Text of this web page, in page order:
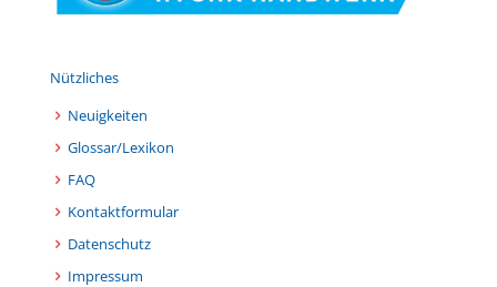
Nützliches
Neuigkeiten
Glossar/Lexikon
FAQ
Kontaktformular
Datenschutz
Impressum